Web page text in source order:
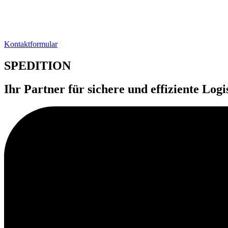
Kontaktformular
SPEDITION
Ihr Partner für sichere und effiziente